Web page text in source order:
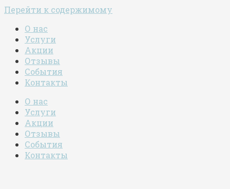
Перейти к содержимому
О нас
Услуги
Акции
Отзывы
События
Контакты
О нас
Услуги
Акции
Отзывы
События
Контакты